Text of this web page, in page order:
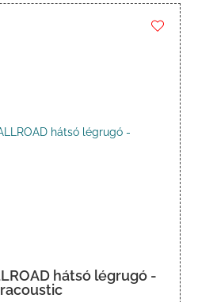
hátsó légrugó -